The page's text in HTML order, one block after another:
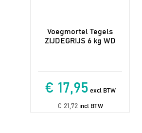
Voegmortel Tegels
ZIJDEGRIJS 6 kg WD
€ 17,95 excl BTW
€ 21,72incl BTW